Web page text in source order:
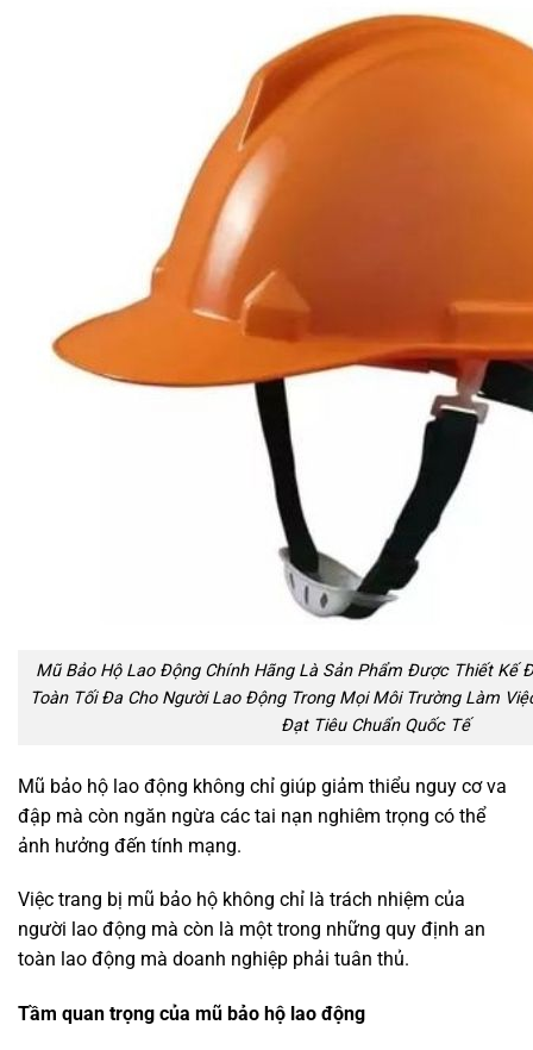
Mũ Bảo Hộ Lao Động Chính Hãng Là Sản Phẩm Được Thiết Kế
Toàn Tối Đa Cho Người Lao Động Trong Mọi Môi Trường Làm
Đạt Tiêu Chuẩn Quốc Tế
Mũ bảo hộ lao động không chỉ giúp giảm thiểu nguy cơ va
đập mà còn ngăn ngừa các tai nạn nghiêm trọng có thể
ảnh hưởng đến tính mạng.
Việc trang bị mũ bảo hộ không chỉ là trách nhiệm của
người lao động mà còn là một trong những quy định an
toàn lao động mà doanh nghiệp phải tuân thủ.
Tầm quan trọng của mũ bảo hộ lao động